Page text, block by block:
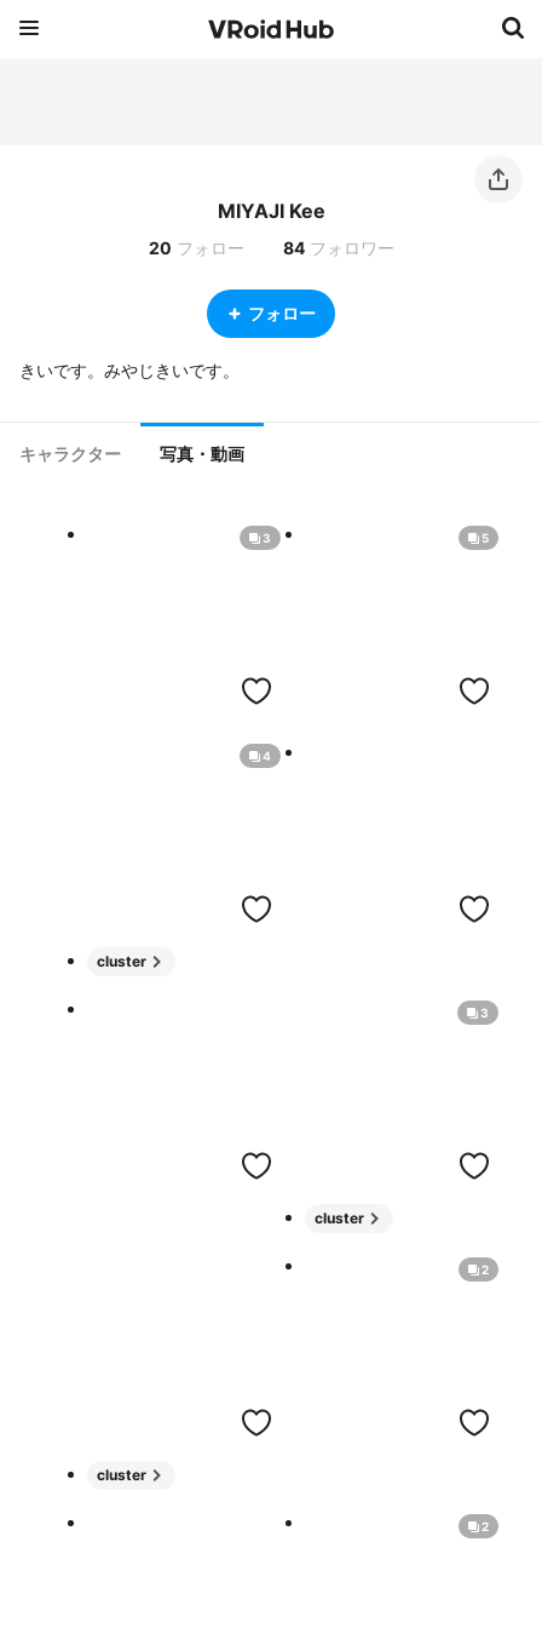
MIYAJI Kee
20 フォロー 84 フォロワー
フォロー
きいです。みやじきいです。
キャラクター 写真・動画
3 5
4
cluster
3
cluster
cluster
2
2